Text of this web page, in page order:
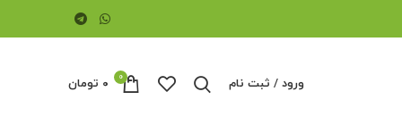
ورود / ثبت نام 0 ۰ تومان